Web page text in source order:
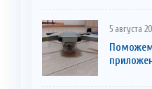
5 августа